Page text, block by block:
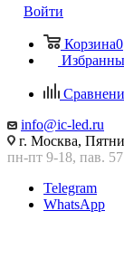
Войти
Корзина0
info@ic-led.ru
г. Москва,
пн-пт 9-18, пав.
Telegram
WhatsApp